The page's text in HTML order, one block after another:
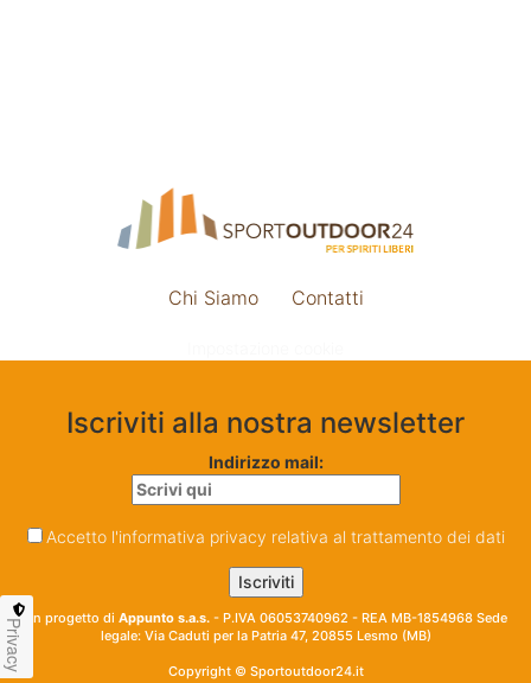
Chi Siamo Contatti
Iscriviti alla nostra newsletter
Indirizzo mail:
Accetto l'informativa privacy relativa al trattamento dei dati
Un progetto di Appunto s.a.s. - P.IVA 06053740962 - REA MB-1854968 Sede
legale: Via Caduti per la Patria 47, 20855 Lesmo (MB)
Copyright © Sportoutdoor24.it
Privacy